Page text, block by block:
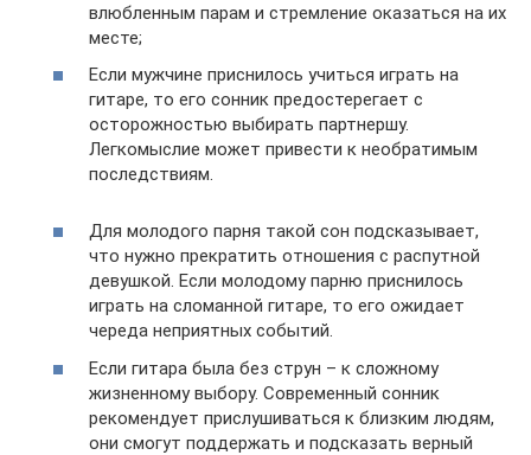
влюбленным парам и стремление оказаться на их
месте;
Если мужчине приснилось учиться играть на
гитаре, то его сонник предостерегает с
осторожностью выбирать партнершу.
Легкомыслие может привести к необратимым
последствиям.
Для молодого парня такой сон подсказывает,
что нужно прекратить отношения с распутной
девушкой. Если молодому парню приснилось
играть на сломанной гитаре, то его ожидает
череда неприятных событий.
Если гитара была без струн – к сложному
жизненному выбору. Современный сонник
рекомендует прислушиваться к близким людям,
они смогут поддержать и подсказать верный